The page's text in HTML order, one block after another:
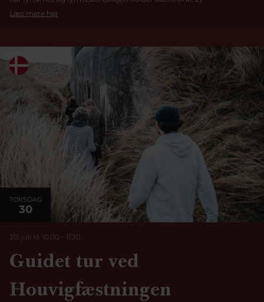
Læs mere her
TORSDAG
30
30. juli kl. 10:00 - 11:30
Guidet tur ved
Houvigfæstningen